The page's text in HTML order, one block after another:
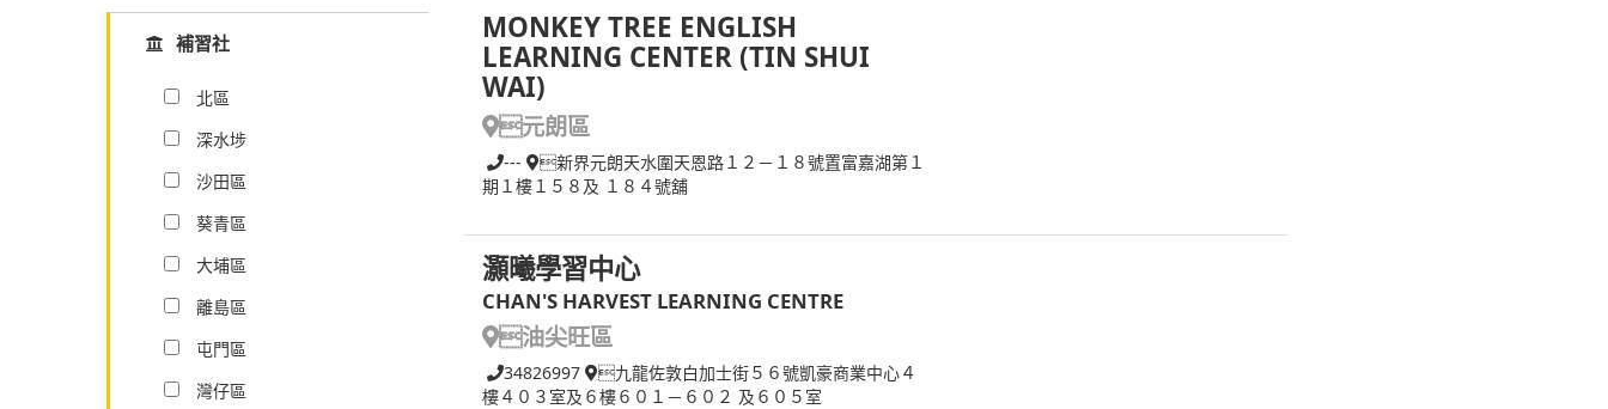
MONKEY TREE ENGLISH
LEARNING CENTER (TIN SHUI
WAI)
元朗區
---
新界元朗天水圍天恩路１２－１８號置富嘉湖第１
期１樓１５８及 １８４號舖
灝曦學習中心
CHAN'S HARVEST LEARNING CENTRE
油尖旺區
34826997
九龍佐敦白加士街５６號凱豪商業中心４
樓４０３室及６樓６０１－６０２ 及６０５室
補習社
北區
深水埗
沙田區
葵青區
大埔區
離島區
屯門區
灣仔區